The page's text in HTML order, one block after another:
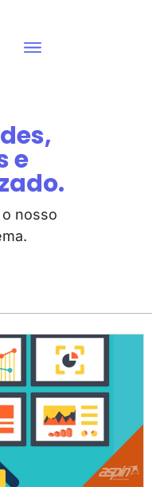
e
nosso